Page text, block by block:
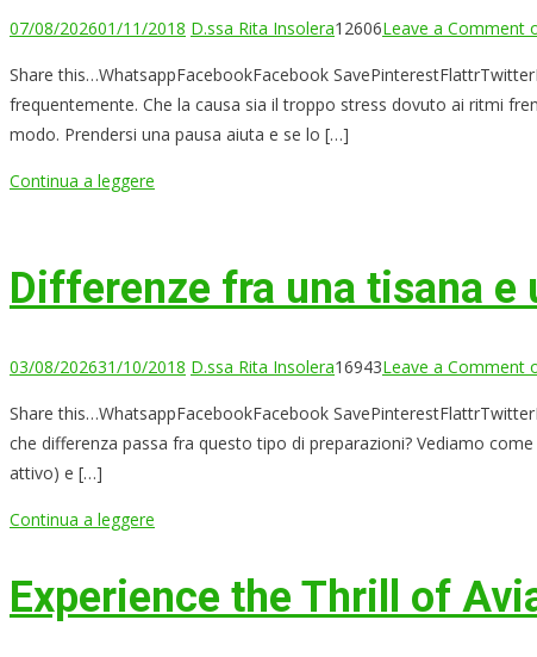
07/08/202601/11/2018 D.ssa Rita Insolera12606Leave a Comment
Share this…WhatsappFacebookFacebook
frequentemente. Che la causa sia il troppo stress dovuto ai ritmi
modo. Prendersi una pausa aiuta e se lo […]
Continua a leggere
Differenze fra una tisana e
03/08/202631/10/2018 D.ssa Rita Insolera16943Leave a Comment
Share this…WhatsappFacebookFacebook
che differenza passa fra questo tipo di preparazioni? Vediamo
attivo) e […]
Continua a leggere
Experience the Thrill of